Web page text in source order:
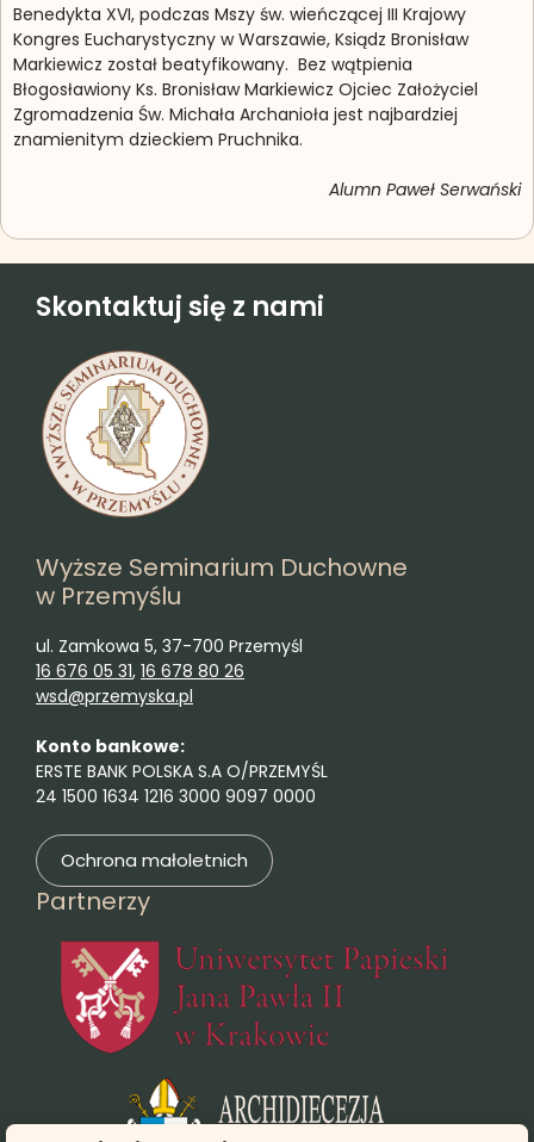
Benedykta XVI, podczas Mszy św. wieńczącej III Krajowy
Kongres Eucharystyczny w Warszawie, Ksiądz Bronisław
Markiewicz został beatyfikowany. Bez wątpienia
Błogosławiony Ks. Bronisław Markiewicz Ojciec Założyciel
Zgromadzenia Św. Michała Archanioła jest najbardziej
znamienitym dzieckiem Pruchnika.
Alumn Paweł Serwański
Skontaktuj się z nami
Wyższe Seminarium Duchowne
w Przemyślu
ul. Zamkowa 5, 37-700 Przemyśl
16 676 05 31, 16 678 80 26
wsd@przemyska.pl
Konto bankowe:
ERSTE BANK POLSKA S.A O/PRZEMYŚL
24 1500 1634 1216 3000 9097 0000
Ochrona małoletnich
Partnerzy